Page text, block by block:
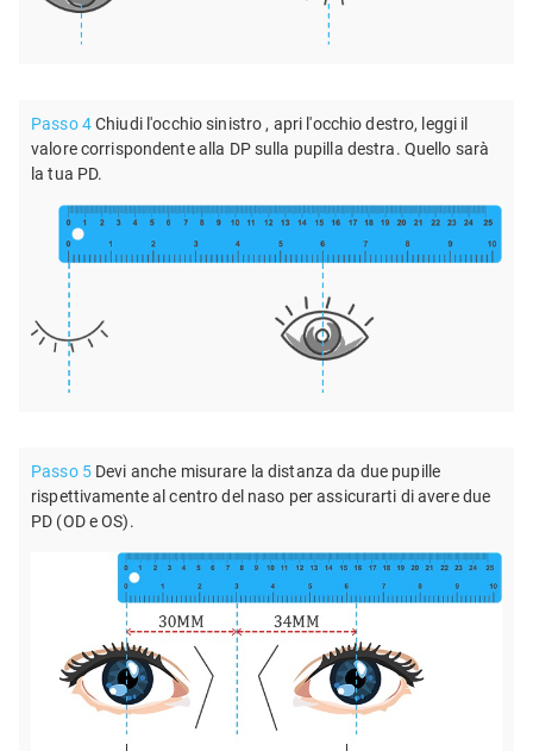
Passo 4Chiudi l'occhio sinistro , apri l'occhio destro, leggi il
valore corrispondente alla DP sulla pupilla destra. Quello sarà
la tua PD.
Passo 5 Devi anche misurare la distanza da due pupille
rispettivamente al centro del naso per assicurarti di avere due
PD (OD e OS).